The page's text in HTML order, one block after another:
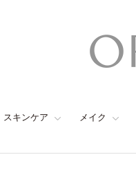
スキンケア メイク